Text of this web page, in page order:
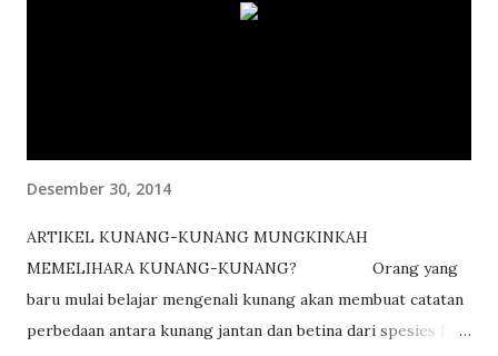
Desember 30, 2014
ARTIKEL KUNANG-KUNANG MUNGKINKAH
MEMELIHARA KUNANG-KUNANG? Orang yang
baru mulai belajar mengenali kunang akan membuat catatan
perbedaan antara kunang jantan dan betina dari spesies P.